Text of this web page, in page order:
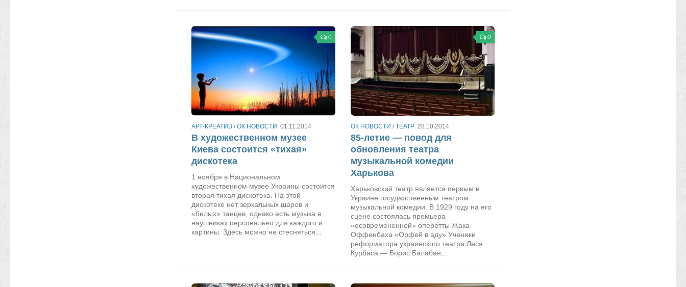
0
АРТ-КРЕАТИВ /ОК НОВОСТИ 01.11.2014
В художественном музее
Киева состоится «тихая»
дискотека
1 ноября в Национальном
художественном музее Украины состоится
вторая тихая дискотека. На этой
дискотеке нет зеркальных шаров и
«белых» танцев, однако есть музыка в
наушниках персонально для каждого и
картины. Здесь можно не стесняться...
0
ОК НОВОСТИ /ТЕАТР 28.10.2014
85-летие — повод для
обновления театра
музыкальной комедии
Харькова
Харьковский театр является первым в
Украине государственным театром
музыкальной комедии. В 1929 году на его
сцене состоялась премьера
«осовремененной» оперетты Жака
Оффенбаха «Орфей в аду» Ученики
реформатора украинского театра Леся
Курбаса — Борис Балабан,...